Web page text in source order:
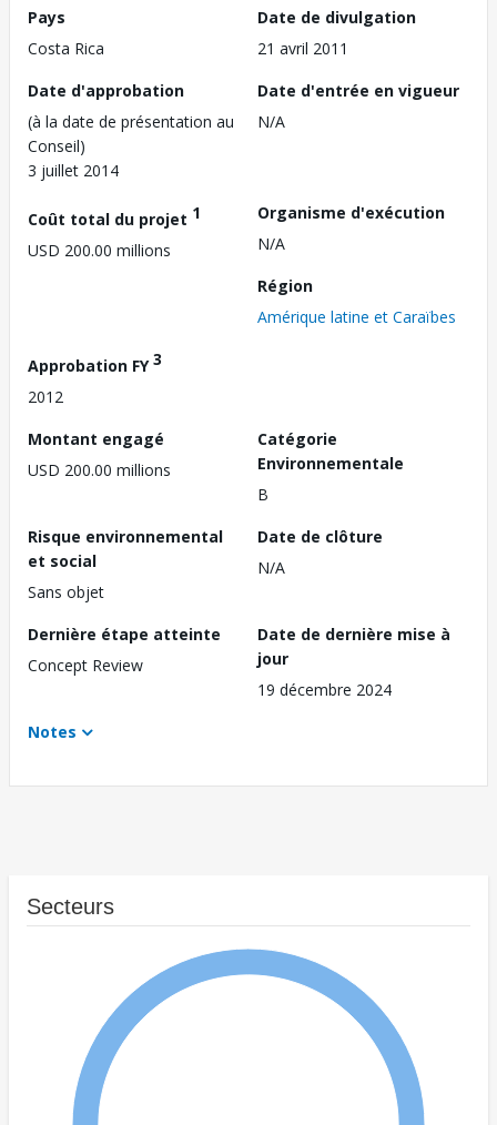
Pays
Costa Rica
Date de divulgation
21 avril 2011
Date d'approbation
(à la date de présentation au
Conseil)
3 juillet 2014
Date d'entrée en vigueur
N/A
Coût total du projet 1
USD 200.00 millions
Organisme d'exécution
N/A
Région
Amérique latine et Caraïbes
Approbation FY3
2012
Montant engagé
USD 200.00 millions
Catégorie
Environnementale
B
Risque environnemental
et social
Sans objet
Date de clôture
N/A
Dernière étape atteinte
Concept Review
Date de dernière mise à
jour
19 décembre 2024
Notes
Secteurs